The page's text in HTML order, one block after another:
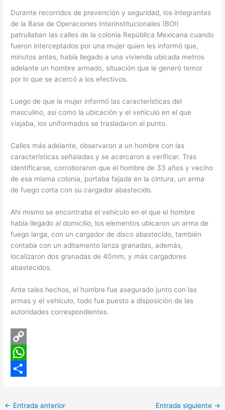
Durante recorridos de prevención y seguridad, los integrantes
de la Base de Operaciones Interinstitucionales (BOI)
patrullaban las calles de la colonia República Mexicana cuando
fueron interceptados por una mujer quien les informó que,
minutos antes, había llegado a una vivienda ubicada metros
adelante un hombre armado, situación que le generó temor
por lo que se acercó a los efectivos.
Luego de que la mujer informó las características del
masculino, así como la ubicación y el vehículo en el que
viajaba, los uniformados se trasladaron al punto.
Calles más adelante, observaron a un hombre con las
características señaladas y se acercaron a verificar. Tras
identificarse, corroboraron que el hombre de 33 años y vecino
de esa misma colonia, portaba fajada en la cintura, un arma
de fuego corta con su cargador abastecido.
Ahí mismo se encontraba el vehículo en el que el hombre
había llegado al domicilio, los elementos ubicaron un arma de
fuego larga, con un cargador de disco abastecido, también
contaba con un aditamento lanza granadas, además,
localizaron dos granadas de 40mm, y más cargadores
abastecidos.
Ante tales hechos, el hombre fue asegurado junto con las
armas y el vehículo, todo fue puesto a disposición de las
autoridades correspondientes.
C
oW
← Entrada anterior Entrada siguiente →